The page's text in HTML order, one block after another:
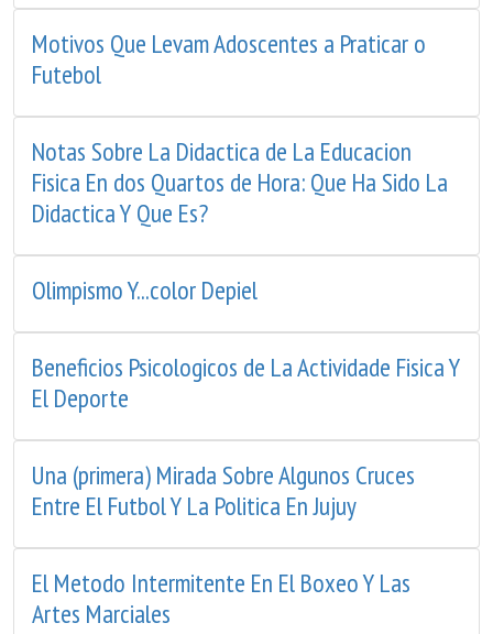
Motivos Que Levam Adoscentes a Praticar o
Futebol
Notas Sobre La Didactica de La Educacion
Fisica En dos Quartos de Hora: Que Ha Sido La
Didactica Y Que Es?
Olimpismo Y...color Depiel
Beneficios Psicologicos de La Actividade Fisica Y
El Deporte
Una (primera) Mirada Sobre Algunos Cruces
Entre El Futbol Y La Politica En Jujuy
El Metodo Intermitente En El Boxeo Y Las
Artes Marciales